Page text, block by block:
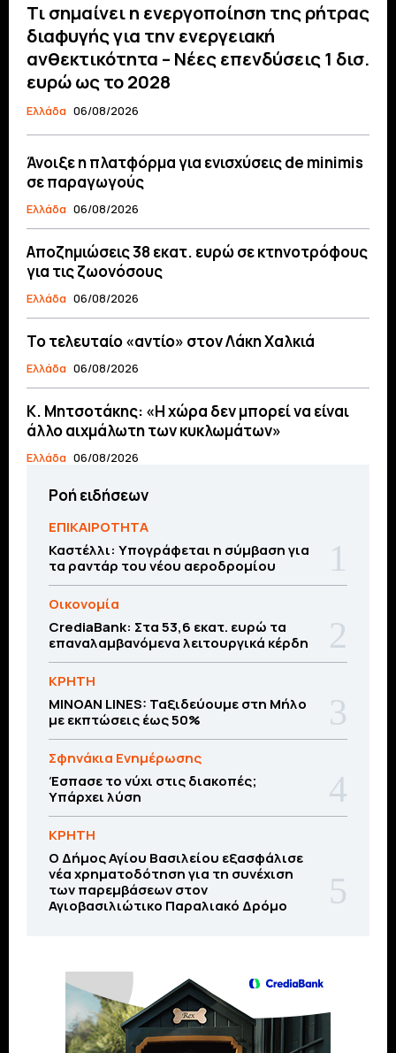
Τι σημαίνει η ενεργοποίηση της ρήτρας
διαφυγής για την ενεργειακή
ανθεκτικότητα – Νέες επενδύσεις 1 δισ.
ευρώ ως το 2028
Ελλάδα 06/08/2026
Άνοιξε η πλατφόρμα για ενισχύσεις de minimis
σε παραγωγούς
Ελλάδα 06/08/2026
Αποζημιώσεις 38 εκατ. ευρώ σε κτηνοτρόφους
για τις ζωονόσους
Ελλάδα 06/08/2026
Το τελευταίο «αντίο» στον Λάκη Χαλκιά
Ελλάδα 06/08/2026
Κ. Μητσοτάκης: «Η χώρα δεν μπορεί να είναι
άλλο αιχμάλωτη των κυκλωμάτων»
Ελλάδα 06/08/2026
Ροή ειδήσεων
ΕΠΙΚΑΙΡΟΤΗΤΑ
Καστέλλι: Υπογράφεται η σύμβαση για
τα ραντάρ του νέου αεροδρομίου
Οικονομία
CrediaBank: Στα 53,6 εκατ. ευρώ τα
επαναλαμβανόμενα λειτουργικά κέρδη
ΚΡΗΤΗ
MINOAN LINES: Ταξιδεύουμε στη Μήλο
με εκπτώσεις έως 50%
Σφηνάκια Ενημέρωσης
Έσπασε το νύχι στις διακοπές;
Υπάρχει λύση
ΚΡΗΤΗ
O Δήμος Αγίου Βασιλείου εξασφάλισε
νέα χρηματοδότηση για τη συνέχιση
των παρεμβάσεων στον
Αγιοβασιλιώτικο Παραλιακό Δρόμο